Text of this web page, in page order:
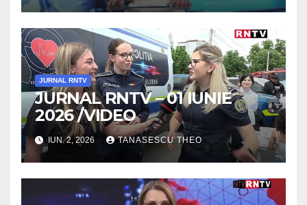
JURNAL RNTV
JURNAL RNTV – 01 IUNIE
2026 /VIDEO
IUN. 2, 2026 TANASESCU THEO